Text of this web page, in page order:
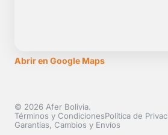
Abrir en Google Maps
© 2026 Afer Bolivia.
Términos y CondicionesPolítica de
Garantías, Cambios y Envíos